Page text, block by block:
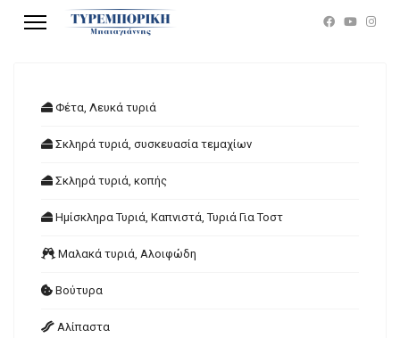
Φέτα, Λευκά τυριά
Σκληρά τυριά, συσκευασία τεμαχίων
Σκληρά τυριά, κοπής
Ημίσκληρα Τυριά, Καπνιστά, Τυριά Για Τοστ
Μαλακά τυριά, Αλοιφώδη
Βούτυρα
Αλίπαστα